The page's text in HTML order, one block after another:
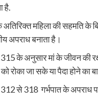
है.
महिला की सहमति के
अपराध बनाता है।
315 के अनुसार मां के जीवन की
रोका जा सके या पैदा होने का
312 से 318 गर्भपात के अपराध